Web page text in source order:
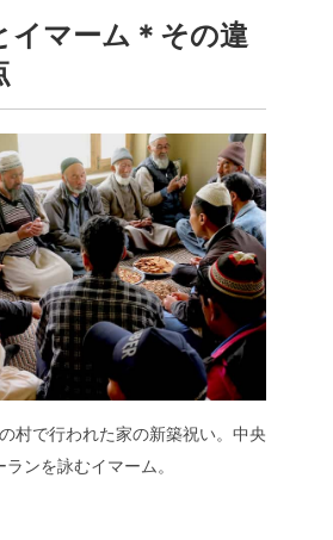
イマーム＊その違
村で行われた家の新築祝い。中央
ランを詠むイマーム。